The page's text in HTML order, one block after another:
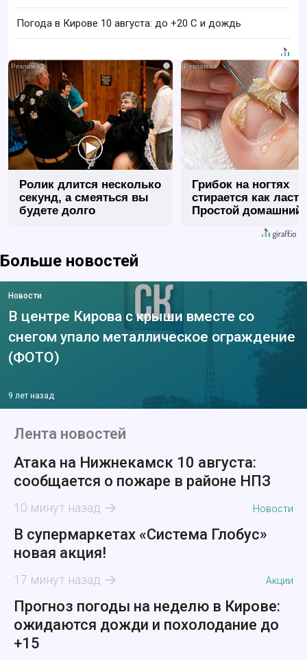
Погода в Кирове 10 августа: до +20 C и дождь
i
Ролик длится несколько
секунд, а смеяться вы
будете долго
Грибок на ногтях
стирается как
Простой домашний
Больше новостей
Новости
В центре Кирова с крыши вместе со
снегом упало металлическое ограждение
(ФОТО)
9 лет назад
Лента новостей
Атака на Нижнекамск 10 августа:
сообщается о пожаре в районе НПЗ
10 минут назад Новости
В супермаркетах «Система Глобус»
новая акция!
17 минут назад Акции
Прогноз погоды на неделю в Кирове:
ожидаются дожди и похолодание до
+15